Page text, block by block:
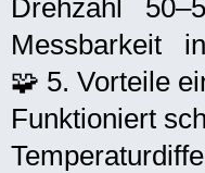
Drehzahl
Messbarkeit
🧩 5. Vorteile
Funktioniert